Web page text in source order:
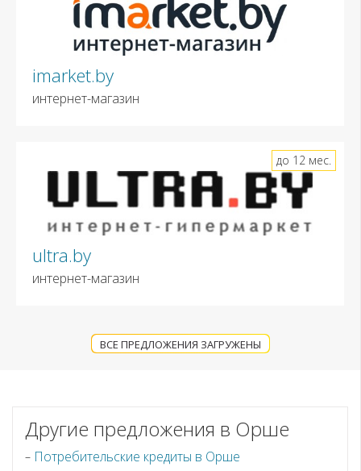
imarket.by
интернет-магазин
ultra.by
интернет-магазин
до 12 мес.
ВСЕ ПРЕДЛОЖЕНИЯ ЗАГРУЖЕНЫ
Другие предложения в Орше
Потребительские кредиты в Орше